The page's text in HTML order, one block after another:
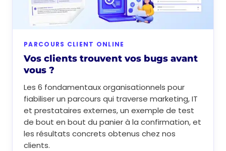
PARCOURS CLIENT ONLINE
Vos clients trouvent vos bugs avant
vous ?
Les 6 fondamentaux organisationnels pour
fiabiliser un parcours qui traverse marketing, IT
et prestataires externes, un exemple de test
de bout en bout du panier à la confirmation, et
les résultats concrets obtenus chez nos
clients.